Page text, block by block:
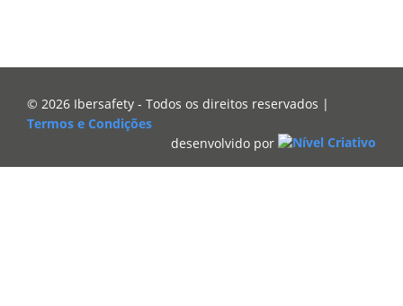
© 2026 Ibersafety - Todos os direitos reservados |
Termos e Condições
desenvolvido por